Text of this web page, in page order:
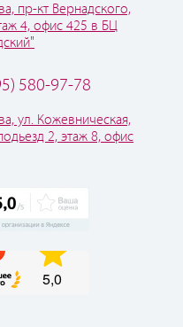
пр-кт Вернадского,
4, офис 425 в БЦ
580-97-78
ул. Кожевническая,
2, этаж 8, офис